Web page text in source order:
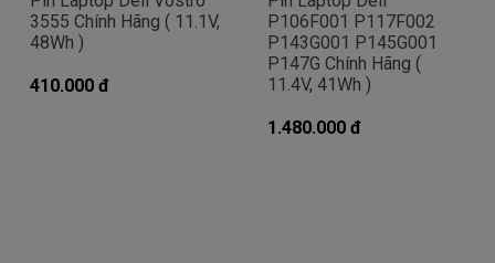
Bạn chưa biết máy tính Dell của mình là dòng
Vostro, Inspiron, Latitude hay Precision?
3555 Chính Hãng ( 11.1V,
48Wh )
410.000 đ
P106F001 P117F002
P143G001 P145G001
P147G Chính Hãng (
11.4V, 41Wh )
1.480.000 đ